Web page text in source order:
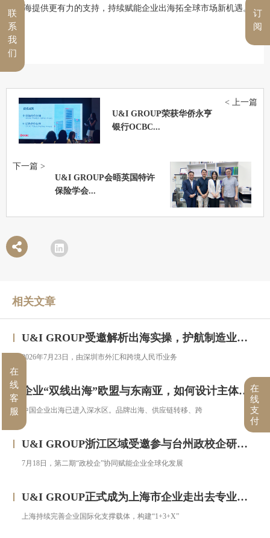
出海提供更有力的支持，持续赋能企业出海拓全球市场新机遇。
U&I GROUP荣获华侨永亨
银行OCBC...
< 上一篇
U&I GROUP会晤英国特许
保险学会...
下一篇 >
相关文章
U&I GROUP受邀解析出海实操，护航制造业企业汇率风险管理
2026年7月23日，由深圳市外汇和跨境人民币业务
企业“双线出海”欧盟与东南亚，如何设计主体架构？——对话汇智集团
中国企业出海已进入深水区。品牌出海、供应链转移、跨
U&I GROUP浙江区域受邀参与台州政校企研修班，助力浙企搭建跨境投资合规框架
7月18日，第二期“政校企”协同赋能企业全球化发展
U&I GROUP正式成为上海市企业走出去专业服务联盟成员
上海持续完善企业国际化支撑载体，构建“1+3+X”
订
阅
联
系
我
们
在
线
客
服
在
线
支
付